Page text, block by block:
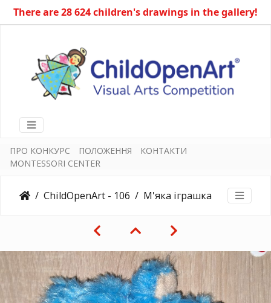
There are 28 624 children's drawings in the gallery!
ПРО КОНКУРС ПОЛОЖЕННЯ
КОНТАКТИ
MONTESSORI CENTER
ChildOpenArt - 106 М'яка іграшка